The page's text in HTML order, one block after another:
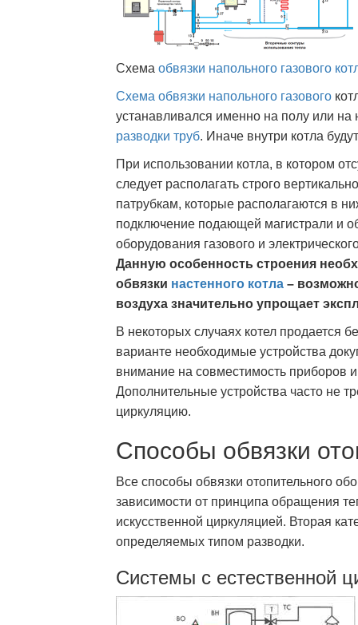
Схема обвязки напольного газового
Схема обвязки напольного газового
устанавливался именно на полу или
разводки труб. Иначе внутри котла
При использовании котла, в котором
следует располагать строго
патрубкам, которые располагаются в
подключение подающей магистрали и
оборудования газового и
Данную особенность строения
обвязки настенного котла –
воздуха значительно упрощает
В некоторых случаях котел продается
варианте необходимые устройства
внимание на совместимость приборов
Дополнительные устройства часто не
циркуляцию.
Способы обвязки
Все способы обвязки отопительного
зависимости от принципа обращения
искусственной циркуляцией. Вторая
определяемых типом разводки.
Системы с естественной